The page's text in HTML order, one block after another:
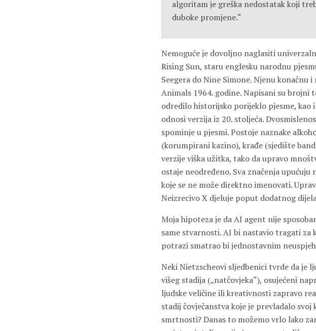
algoritam je greška nedostatak koji
duboke promjene.“
Nemoguće je dovoljno naglasiti
Rising Sun, staru englesku narodnu
Seegera do Nine Simone. Njenu
Animals 1964. godine. Napisani su brojni
odredilo historijsko porijeklo pjesme, kao
odnosi verzija iz 20. stoljeća.
spominje u pjesmi. Postoje naznake
(korumpirani kazino), krađe (sjedište
verzije viška užitka, tako da upravo
ostaje neodređeno. Sva značenja
koje se ne može direktno imenovati.
Neizrecivo X djeluje poput dodatnog
Moja hipoteza je da AI agent nije
same stvarnosti. AI bi nastavio tragati za
potrazi smatrao bi jednostavnim
Neki Nietzscheovi sljedbenici tvrde da je
višeg stadija („natčovjeka“), osujećeni
ljudske veličine ili kreativnosti zapravo
stadij čovječanstva koje je prevladalo
smrtnosti? Danas to možemo vrlo lako